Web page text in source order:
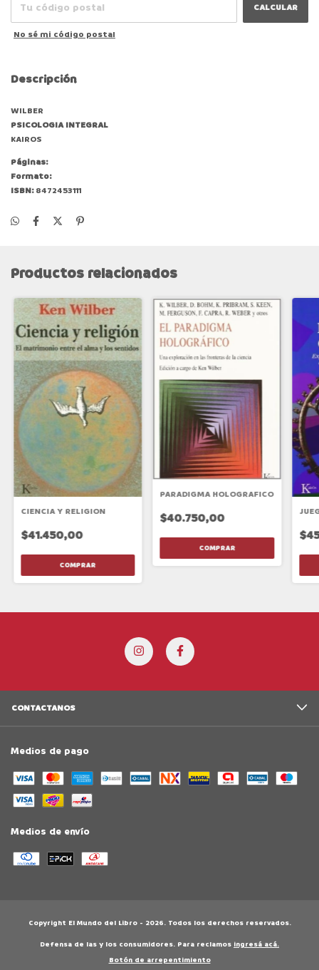
CALCULAR
No sé mi código postal
Descripción
WILBER
PSICOLOGIA INTEGRAL
KAIROS
Páginas:
Formato:
ISBN:8472453111
Productos relacionados
CIENCIA Y RELIGION
$41.450,00
PARADIGMA HOLOGRAFICO
$40.750,00
CONTACTANOS
Medios de pago
Medios de envío
Copyright El Mundo del Libro - 2026. Todos los derechos reservados.
Defensa de las y los consumidores. Para reclamos ingresá acá.
Botón de arrepentimiento